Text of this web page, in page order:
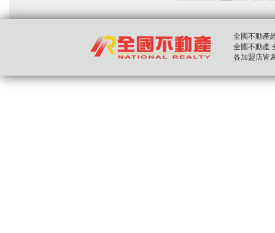
全國不動產
全國不動產
各加盟店皆